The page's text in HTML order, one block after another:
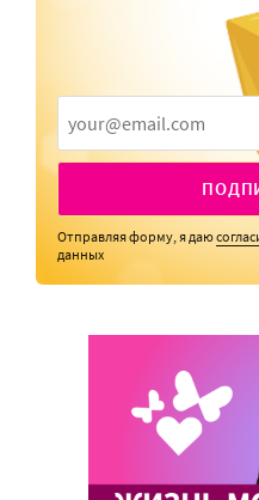
Отправляя форму, я даю
данных